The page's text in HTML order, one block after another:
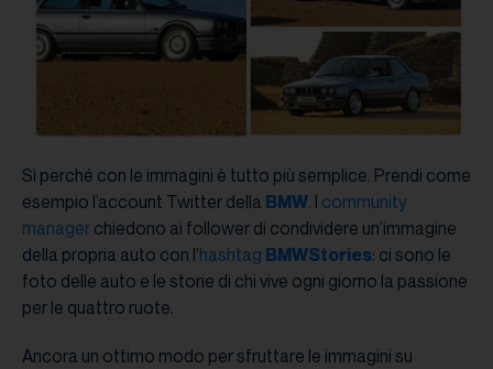
Sì perché con le immagini è tutto più semplice. Prendi come
esempio l’account Twitter della BMW. I community
manager chiedono ai follower di condividere un’immagine
della propria auto con l’hashtag BMWStories: ci sono le
foto delle auto e le storie di chi vive ogni giorno la passione
per le quattro ruote.
Ancora un ottimo modo per sfruttare le immagini su